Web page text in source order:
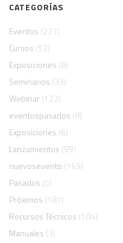
CATEGORÍAS
Eventos (227)
Cursos (52)
Exposiciones (8)
Seminarios (33)
Webinar(122)
eventospasados (8)
Exposiciones (6)
Lanzamientos (99)
nuevosevento (169)
Pasados (5)
Próximos (187)
Recursos Técnicos (104)
Manuales (3)